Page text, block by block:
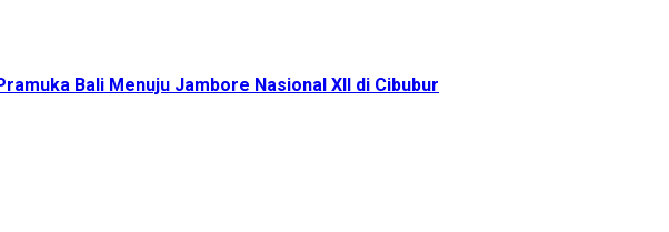
Bali Menuju Jambore Nasional XII di Cibubur